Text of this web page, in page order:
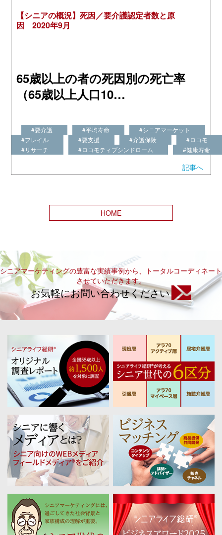
【シニアの概況】死因／要介護認定者数と原
因 2020年9月
65歳以上の者の死因別の死亡率
（65歳以上人口10…
#要介護 #平均寿命
#シニアマーケット
#フレイル
#要支援 #介護保険
#ロコモ
#リサーチ
#ロコモティブシンドローム #健康寿命
記事へ
HOME
シニアマーケティングの豊富な実績事例から、トータルコーディネート
させていただきます。
お気軽にお問い合わせください